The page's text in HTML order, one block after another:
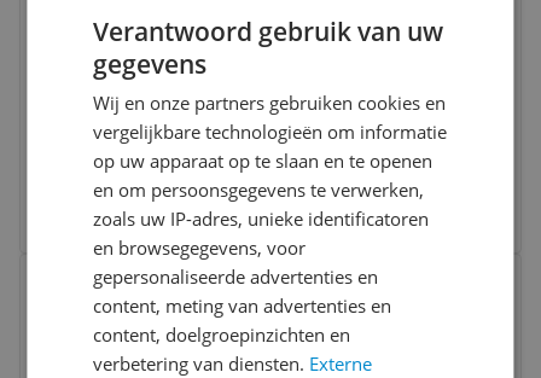
SuperFish Start 60 Qube Kit Zwart
v.a. € 138,94
-68%
2 prijzen
Ga naar goedkoopste
Vergelijken
Bekijk product
Verantwoord gebruik van uw
gegevens
Wij en onze partners gebruiken cookies en
vergelijkbare technologieën om informatie
op uw apparaat op te slaan en te openen
en om persoonsgegevens te verwerken,
zoals uw IP-adres, unieke identificatoren
en browsegegevens, voor
gepersonaliseerde advertenties en
content, meting van advertenties en
content, doelgroepinzichten en
verbetering van diensten. Externe